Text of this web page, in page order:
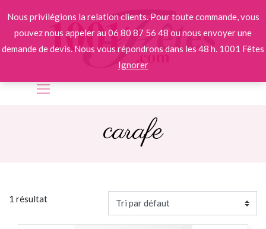
carafe
1 résultat
Nous privilégions la relation clients. Pour toute commande, vous
pouvez nous appeler au 06 80 87 56 48 ou nous envoyer une
demande de devis. Nous vous répondrons dans les 48 h. 1001 Fêtes
Ignorer